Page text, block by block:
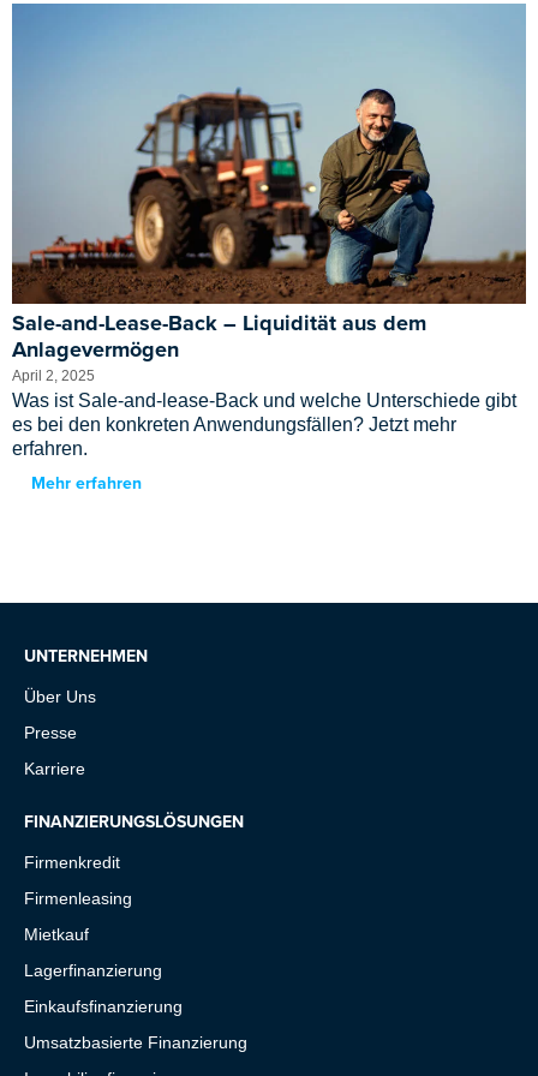
Sale-and-Lease-Back – Liquidität aus dem
Anlagevermögen
April 2, 2025
Was ist Sale-and-lease-Back und welche Unterschiede gibt
es bei den konkreten Anwendungsfällen? Jetzt mehr
erfahren.
Mehr erfahren
UNTERNEHMEN
Über Uns
Presse
Karriere
FINANZIERUNGSLÖSUNGEN
Firmenkredit
Firmenleasing
Mietkauf
Lagerfinanzierung
Einkaufsfinanzierung
Umsatzbasierte Finanzierung